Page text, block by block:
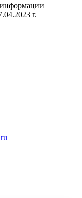
информации
г.